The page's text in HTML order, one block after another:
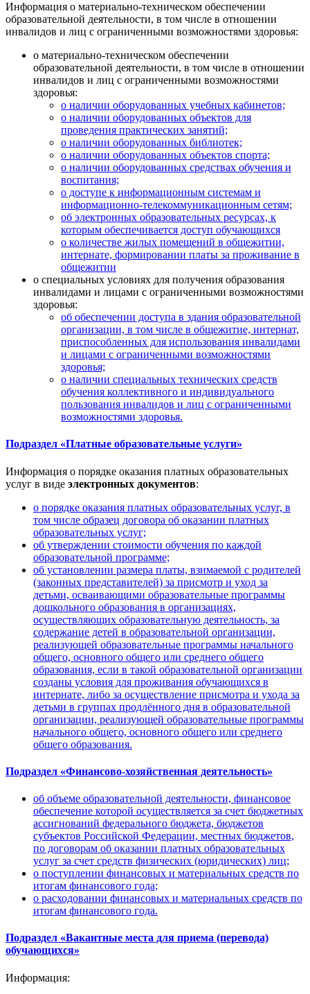
Информация о материально-техническом обеспечении
образовательной деятельности, в том числе в отношении
инвалидов и лиц с ограниченными возможностями здоровья:
о материально-техническом обеспечении
образовательной деятельности, в том числе в отношении
инвалидов и лиц с ограниченными возможностями
здоровья:
о наличии оборудованных учебных кабинетов;
о наличии оборудованных объектов для
проведения практических занятий;
о наличии оборудованных библиотек;
о наличии оборудованных объектов спорта;
о наличии оборудованных средствах обучения и
воспитания;
о доступе к информационным системам и
информационно-телекоммуникационным сетям;
об электронных образовательных ресурсах, к
которым обеспечивается доступ обучающихся
о количестве жилых помещений в общежитии,
интернате, формировании платы за проживание в
общежитии
о специальных условиях для получения образования
инвалидами и лицами с ограниченными возможностями
здоровья:
об обеспечении доступа в здания образовательной
организации, в том числе в общежитие, интернат,
приспособленных для использования инвалидами
и лицами с ограниченными возможностями
здоровья;
о наличии специальных технических средств
обучения коллективного и индивидуального
пользования инвалидов и лиц с ограниченными
возможностями здоровья.
Подраздел «Платные образовательные услуги»
Информация о порядке оказания платных образовательных
услуг в виде электронных документов:
о порядке оказания платных образовательных услуг, в
том числе образец договора об оказании платных
образовательных услуг;
об утверждении стоимости обучения по каждой
образовательной программе;
об установлении размера платы, взимаемой с родителей
(законных представителей) за присмотр и уход за
детьми, осваивающими образовательные программы
дошкольного образования в организациях,
осуществляющих образовательную деятельность, за
содержание детей в образовательной организации,
реализующей образовательные программы начального
общего, основного общего или среднего общего
образования, если в такой образовательной организации
созданы условия для проживания обучающихся в
интернате, либо за осуществление присмотра и ухода за
детьми в группах продлённого дня в образовательной
организации, реализующей образовательные программы
начального общего, основного общего или среднего
общего образования.
Подраздел «Финансово-хозяйственная деятельность»
об объеме образовательной деятельности, финансовое
обеспечение которой осуществляется за счет бюджетных
ассигнований федерального бюджета, бюджетов
субъектов Российской Федерации, местных бюджетов,
по договорам об оказании платных образовательных
услуг за счет средств физических (юридических) лиц;
о поступлении финансовых и материальных средств по
итогам финансового года;
о расходовании финансовых и материальных средств по
итогам финансового года.
Подраздел «Вакантные места для приема (перевода)
обучающихся»
Информация: